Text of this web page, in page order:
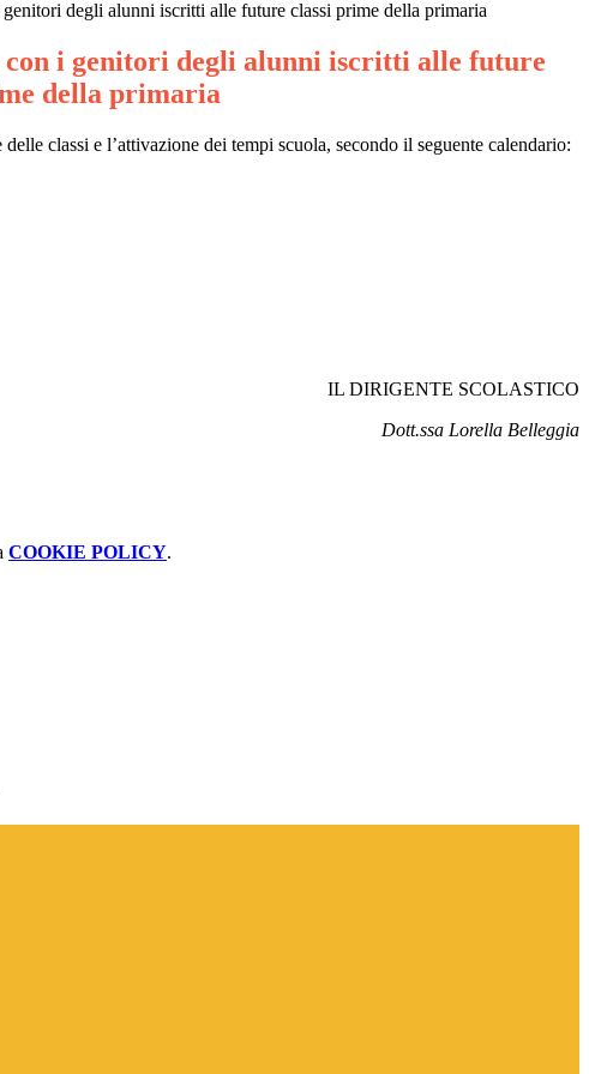
degli alunni iscritti alle future classi prime della primaria
con i genitori degli alunni iscritti alle future
della primaria
classi e l’attivazione dei tempi scuola, secondo il seguente calendario:
IL DIRIGENTE SCOLASTICO
Dott.ssa Lorella Belleggia
COOKIE POLICY.